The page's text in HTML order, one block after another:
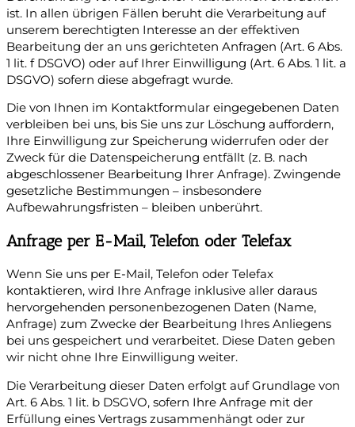
ist. In allen übrigen Fällen beruht die Verarbeitung auf
unserem berechtigten Interesse an der effektiven
Bearbeitung der an uns gerichteten Anfragen (Art. 6 Abs.
1 lit. f DSGVO) oder auf Ihrer Einwilligung (Art. 6 Abs. 1 lit. a
DSGVO) sofern diese abgefragt wurde.
Die von Ihnen im Kontaktformular eingegebenen Daten
verbleiben bei uns, bis Sie uns zur Löschung auffordern,
Ihre Einwilligung zur Speicherung widerrufen oder der
Zweck für die Datenspeicherung entfällt (z. B. nach
abgeschlossener Bearbeitung Ihrer Anfrage). Zwingende
gesetzliche Bestimmungen – insbesondere
Aufbewahrungsfristen – bleiben unberührt.
Anfrage per E-Mail, Telefon oder Telefax
Wenn Sie uns per E-Mail, Telefon oder Telefax
kontaktieren, wird Ihre Anfrage inklusive aller daraus
hervorgehenden personenbezogenen Daten (Name,
Anfrage) zum Zwecke der Bearbeitung Ihres Anliegens
bei uns gespeichert und verarbeitet. Diese Daten geben
wir nicht ohne Ihre Einwilligung weiter.
Die Verarbeitung dieser Daten erfolgt auf Grundlage von
Art. 6 Abs. 1 lit. b DSGVO, sofern Ihre Anfrage mit der
Erfüllung eines Vertrags zusammenhängt oder zur